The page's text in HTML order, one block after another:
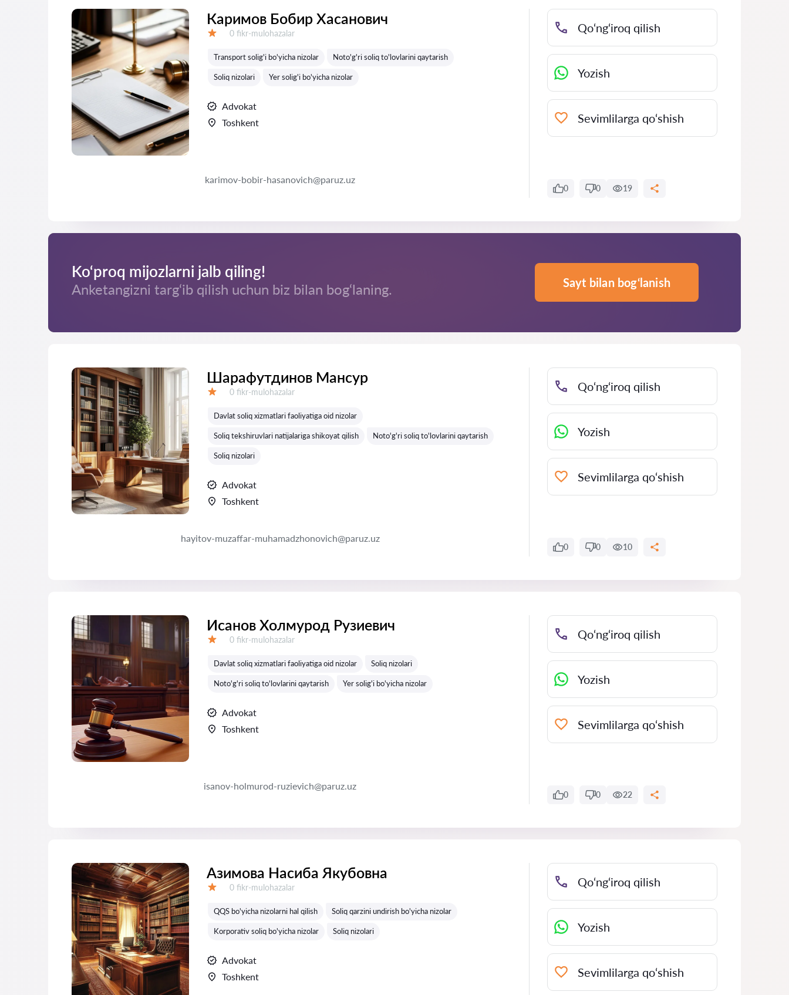
Каримов Бобир Хасанович
Fikrlar:
0 fikr-mulohazalar
Transport solig'i bo'yicha nizolar Noto'g'ri soliq to'lovlarini qaytarish
Soliq nizolari Yer solig'i bo'yicha nizolar
Advokat
Toshkent
karimov-bobir-hasanovich@paruz.uz
Qo‘ng‘iroq qilish
Yozish
Sevimlilarga qo‘shish
0 0 19
Ko‘proq mijozlarni jalb qiling!
Anketangizni targ‘ib qilish uchun biz bilan bog‘laning. Sayt bilan bog‘lanish
Шарафутдинов Мансур
Fikrlar:
0 fikr-mulohazalar
Davlat soliq xizmatlari faoliyatiga oid nizolar
Soliq tekshiruvlari natijalariga shikoyat qilish Noto'g'ri soliq to'lovlarini qaytarish
Soliq nizolari
Advokat
Toshkent
hayitov-muzaffar-muhamadzhonovich@paruz.uz
Qo‘ng‘iroq qilish
Yozish
Sevimlilarga qo‘shish
0 0 10
Исанов Холмурод Рузиевич
Fikrlar:
0 fikr-mulohazalar
Davlat soliq xizmatlari faoliyatiga oid nizolar Soliq nizolari
Noto'g'ri soliq to'lovlarini qaytarish Yer solig'i bo'yicha nizolar
Advokat
Toshkent
isanov-holmurod-ruzievich@paruz.uz
Qo‘ng‘iroq qilish
Yozish
Sevimlilarga qo‘shish
0 0 22
Азимова Насиба Якубовна
Fikrlar:
0 fikr-mulohazalar
QQS bo'yicha nizolarni hal qilish Soliq qarzini undirish bo'yicha nizolar
Korporativ soliq bo'yicha nizolar Soliq nizolari
Advokat
Toshkent
Qo‘ng‘iroq qilish
Yozish
Sevimlilarga qo‘shish